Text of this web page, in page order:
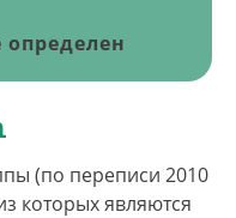
определен
(по переписи 2010
которых являются